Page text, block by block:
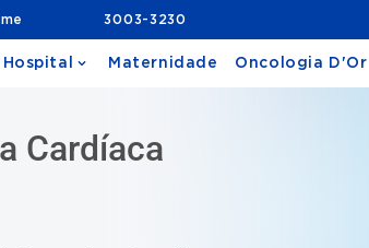
3003-3230
Hospital Maternidade Oncologia D'Or
Cardíaca